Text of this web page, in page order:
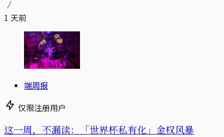
1 天前
端周报
仅限注册用户
这一周，不漏读：「世界杯私有化」金权风暴